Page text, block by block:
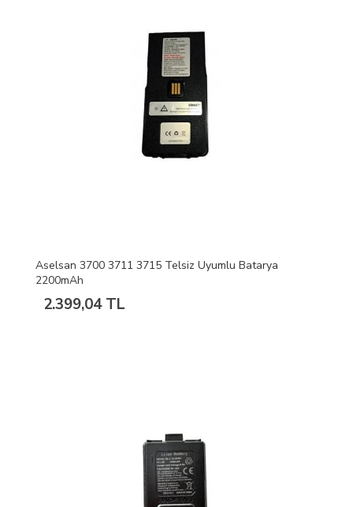
Aselsan 3700 3711 3715 Telsiz Uyumlu Batarya
2200mAh
2.399,04 TL